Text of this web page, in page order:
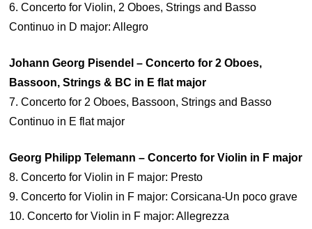
6. Concerto for Violin, 2 Oboes, Strings and Basso
Continuo in D major: Allegro
Johann Georg Pisendel – Concerto for 2 Oboes,
Bassoon, Strings & BC in E flat major
7. Concerto for 2 Oboes, Bassoon, Strings and Basso
Continuo in E flat major
Georg Philipp Telemann – Concerto for Violin in F major
8. Concerto for Violin in F major: Presto
9. Concerto for Violin in F major: Corsicana-Un poco grave
10. Concerto for Violin in F major: Allegrezza